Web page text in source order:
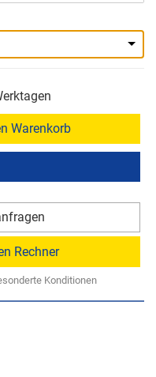
Warenkorb
Rechner
Konditionen